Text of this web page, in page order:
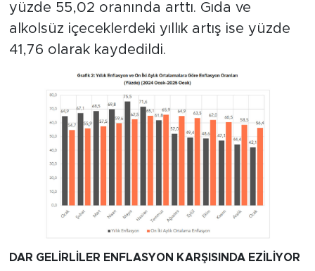
yüzde 55,02 oranında arttı. Gıda ve
alkolsüz içeceklerdeki yıllık artış ise yüzde
41,76 olarak kaydedildi.
DAR GELİRLİLER ENFLASYON KARŞISINDA EZİLİYOR